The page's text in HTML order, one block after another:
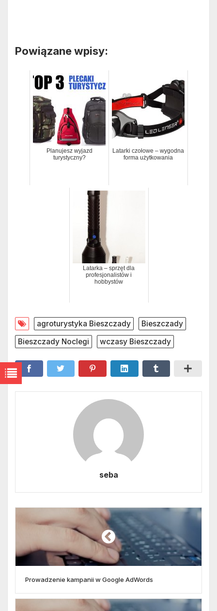
Powiązane wpisy:
Planujesz wyjazd
turystyczny?
Latarki czołowe – wygodna
forma użytkowania
Latarka – sprzęt dla
profesjonalistów i
hobbystów
agroturystyka Bieszczady
Bieszczady
Bieszczady Noclegi
wczasy Bieszczady
seba
Prowadzenie kampanii w Google AdWords